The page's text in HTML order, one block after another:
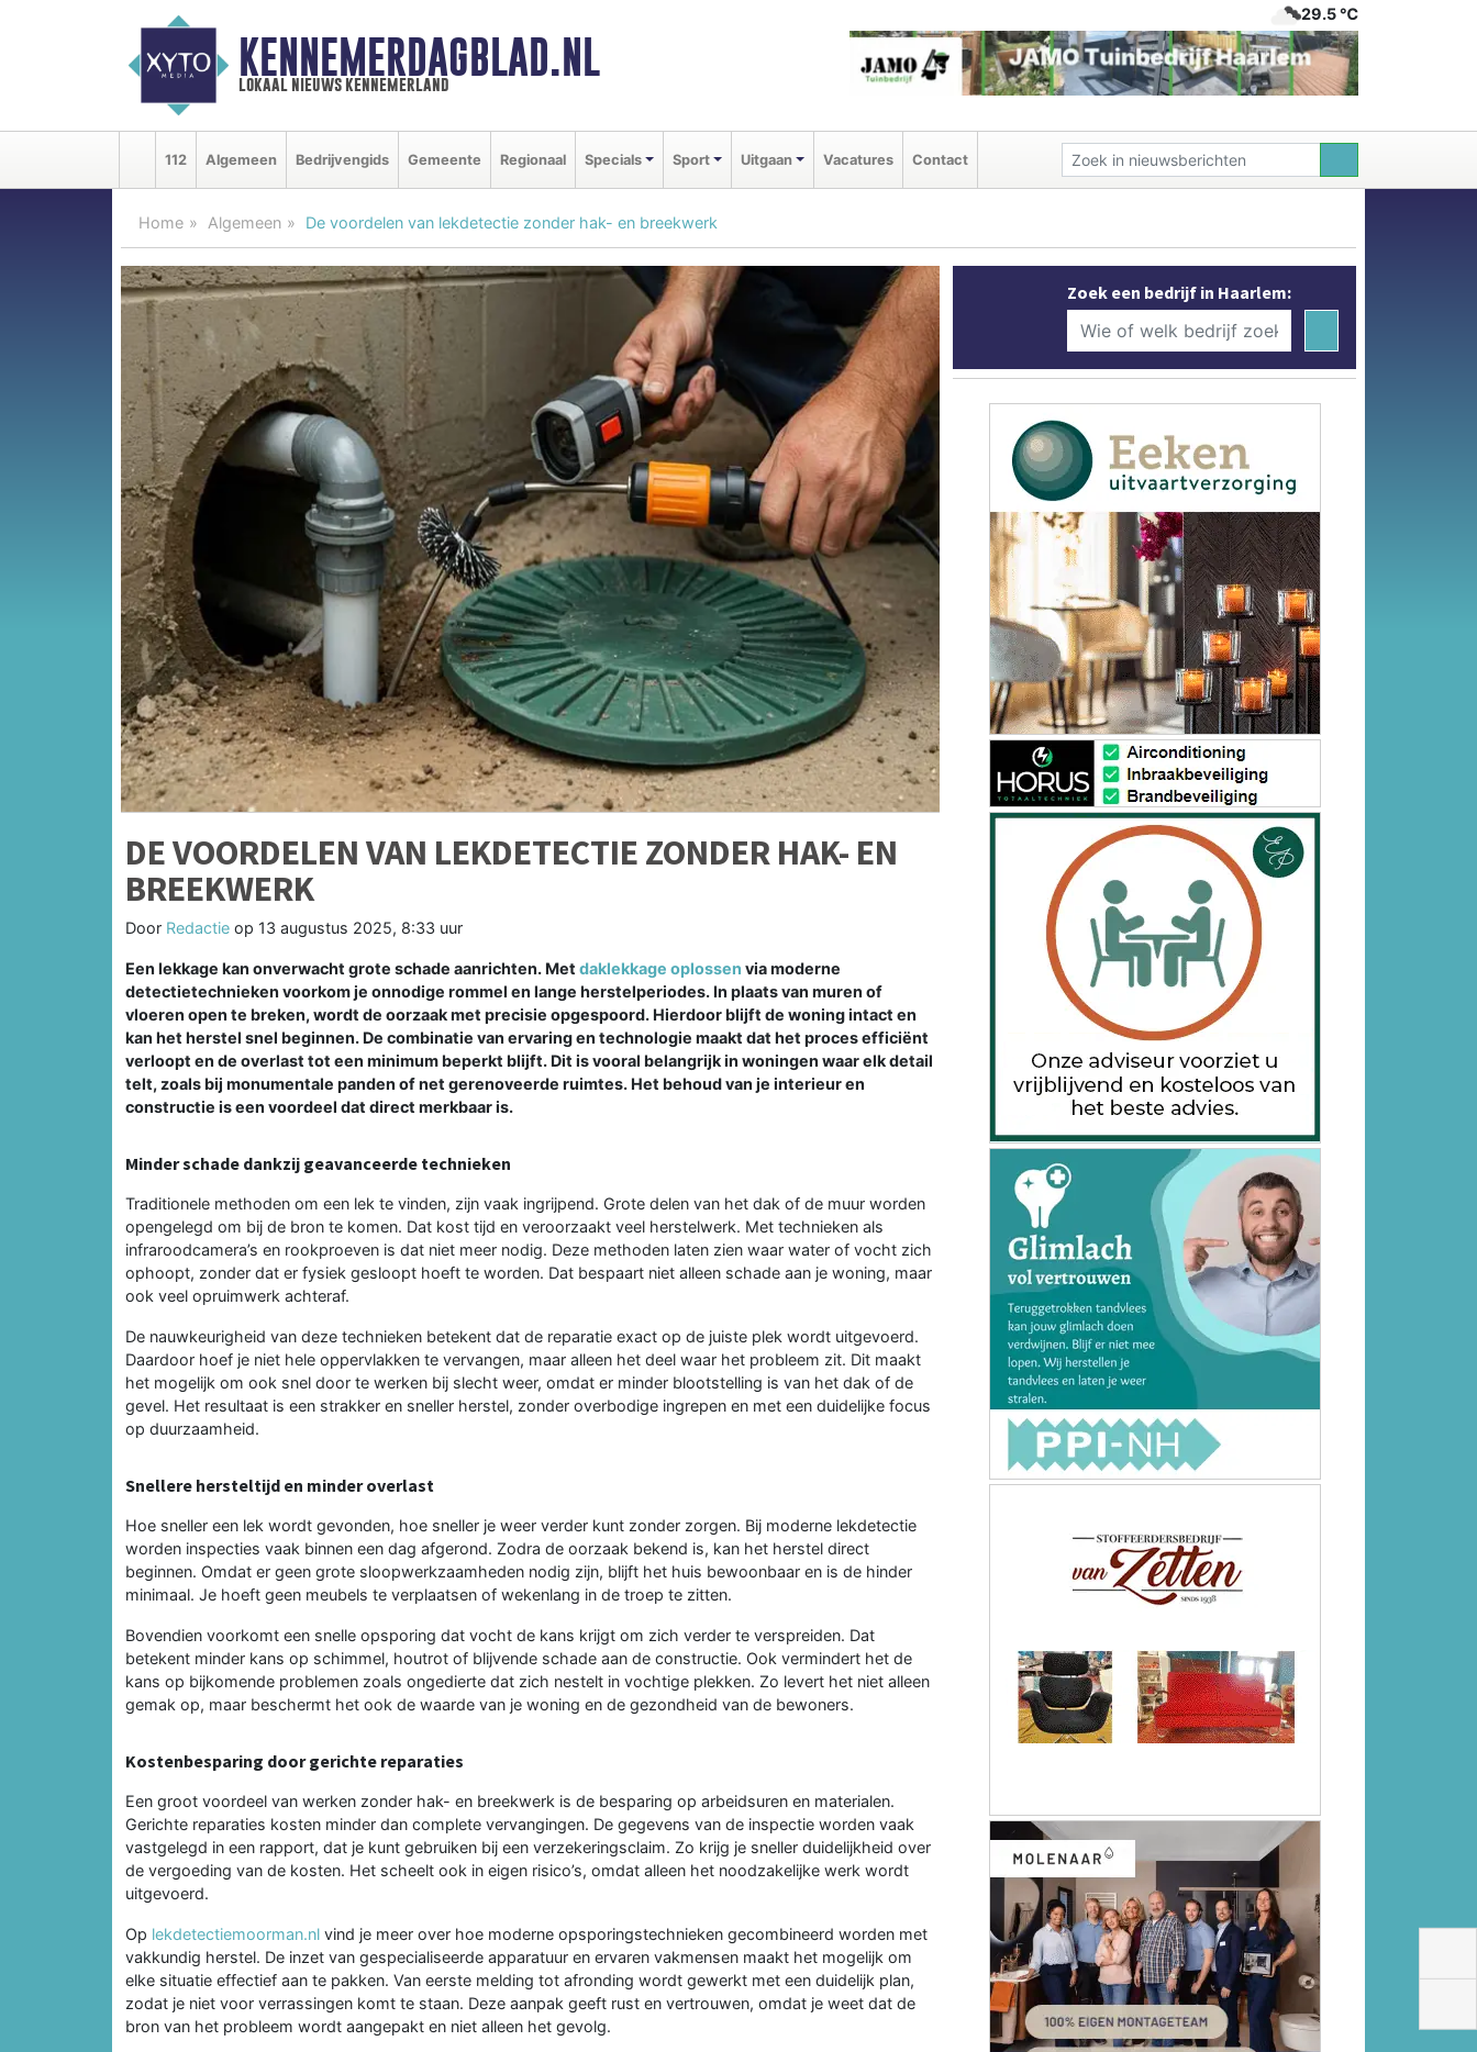
KENNEMERDAGBLAD.NL
lokaal nieuws kennemerland
29.5 ℃
112 Algemeen Bedrijvengids Gemeente Regionaal Specials Sport Uitgaan Vacatures Contact
Home Algemeen De voordelen van lekdetectie zonder hak- en breekwerk
DE VOORDELEN VAN LEKDETECTIE ZONDER HAK- EN
BREEKWERK
Door Redactie op 13 augustus 2025, 8:33 uur
Een lekkage kan onverwacht grote schade aanrichten. Met daklekkage oplossen via moderne
detectietechnieken voorkom je onnodige rommel en lange herstelperiodes. In plaats van muren of
vloeren open te breken, wordt de oorzaak met precisie opgespoord. Hierdoor blijft de woning intact en
kan het herstel snel beginnen. De combinatie van ervaring en technologie maakt dat het proces efficiënt
verloopt en de overlast tot een minimum beperkt blijft. Dit is vooral belangrijk in woningen waar elk detail
telt, zoals bij monumentale panden of net gerenoveerde ruimtes. Het behoud van je interieur en
constructie is een voordeel dat direct merkbaar is.
Minder schade dankzij geavanceerde technieken
Traditionele methoden om een lek te vinden, zijn vaak ingrijpend. Grote delen van het dak of de muur worden
opengelegd om bij de bron te komen. Dat kost tijd en veroorzaakt veel herstelwerk. Met technieken als
infraroodcamera’s en rookproeven is dat niet meer nodig. Deze methoden laten zien waar water of vocht zich
ophoopt, zonder dat er fysiek gesloopt hoeft te worden. Dat bespaart niet alleen schade aan je woning, maar
ook veel opruimwerk achteraf.
De nauwkeurigheid van deze technieken betekent dat de reparatie exact op de juiste plek wordt uitgevoerd.
Daardoor hoef je niet hele oppervlakken te vervangen, maar alleen het deel waar het probleem zit. Dit maakt
het mogelijk om ook snel door te werken bij slecht weer, omdat er minder blootstelling is van het dak of de
gevel. Het resultaat is een strakker en sneller herstel, zonder overbodige ingrepen en met een duidelijke focus
op duurzaamheid.
Snellere hersteltijd en minder overlast
Hoe sneller een lek wordt gevonden, hoe sneller je weer verder kunt zonder zorgen. Bij moderne lekdetectie
worden inspecties vaak binnen een dag afgerond. Zodra de oorzaak bekend is, kan het herstel direct
beginnen. Omdat er geen grote sloopwerkzaamheden nodig zijn, blijft het huis bewoonbaar en is de hinder
minimaal. Je hoeft geen meubels te verplaatsen of wekenlang in de troep te zitten.
Bovendien voorkomt een snelle opsporing dat vocht de kans krijgt om zich verder te verspreiden. Dat
betekent minder kans op schimmel, houtrot of blijvende schade aan de constructie. Ook vermindert het de
kans op bijkomende problemen zoals ongedierte dat zich nestelt in vochtige plekken. Zo levert het niet alleen
gemak op, maar beschermt het ook de waarde van je woning en de gezondheid van de bewoners.
Kostenbesparing door gerichte reparaties
Een groot voordeel van werken zonder hak- en breekwerk is de besparing op arbeidsuren en materialen.
Gerichte reparaties kosten minder dan complete vervangingen. De gegevens van de inspectie worden vaak
vastgelegd in een rapport, dat je kunt gebruiken bij een verzekeringsclaim. Zo krijg je sneller duidelijkheid over
de vergoeding van de kosten. Het scheelt ook in eigen risico’s, omdat alleen het noodzakelijke werk wordt
uitgevoerd.
Op lekdetectiemoorman.nl vind je meer over hoe moderne opsporingstechnieken gecombineerd worden met
vakkundig herstel. De inzet van gespecialiseerde apparatuur en ervaren vakmensen maakt het mogelijk om
elke situatie effectief aan te pakken. Van eerste melding tot afronding wordt gewerkt met een duidelijk plan,
zodat je niet voor verrassingen komt te staan. Deze aanpak geeft rust en vertrouwen, omdat je weet dat de
bron van het probleem wordt aangepakt en niet alleen het gevolg.
Zoek een bedrijf in Haarlem: